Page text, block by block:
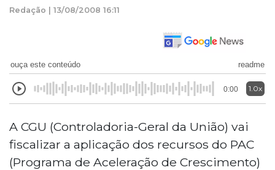
Redação | 13/08/2008 16:11
ouça este conteúdo readme
0:00 1.0x
A CGU (Controladoria-Geral da União) vai
fiscalizar a aplicação dos recursos do PAC
(Programa de Aceleração de Crescimento)